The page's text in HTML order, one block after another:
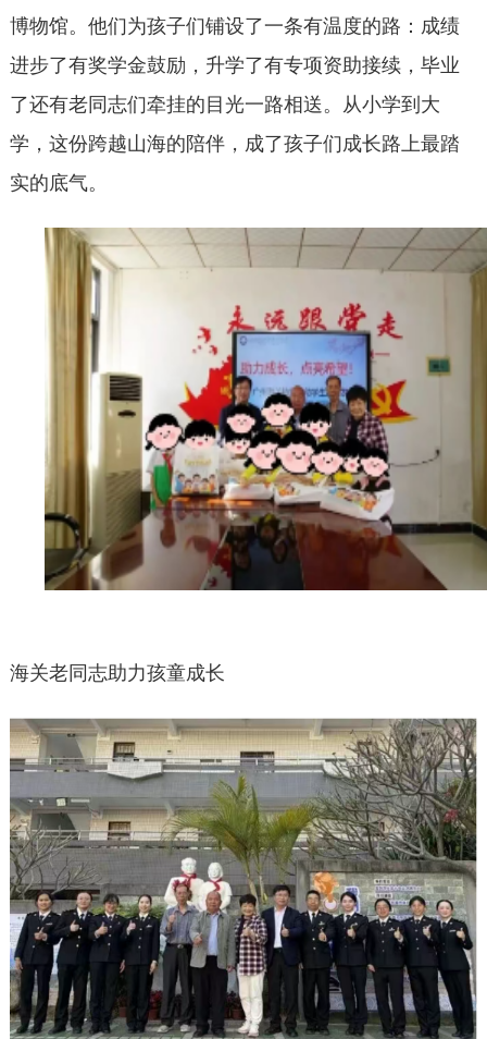
博物馆。他们为孩子们铺设了一条有温度的路：成绩
进步了有奖学金鼓励，升学了有专项资助接续，毕业
了还有老同志们牵挂的目光一路相送。从小学到大
学，这份跨越山海的陪伴，成了孩子们成长路上最踏
实的底气。
海关老同志助力孩童成长